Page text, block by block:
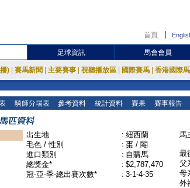
首頁
足球資訊 馬會會員
) 賽馬新聞 主要賽事 視聽播放區 國際賽馬 香港國際
騎師分場表 參考資料 統計資料 賽果 賽事報告
出生地 : 紐西蘭
毛色 / 性別
: 棗 / 閹
進口類別
: 自購馬
總獎金*
: $2,787,470
冠-亞-季-總出賽次數*
: 3-1-4-35
馬
最
父
母
外